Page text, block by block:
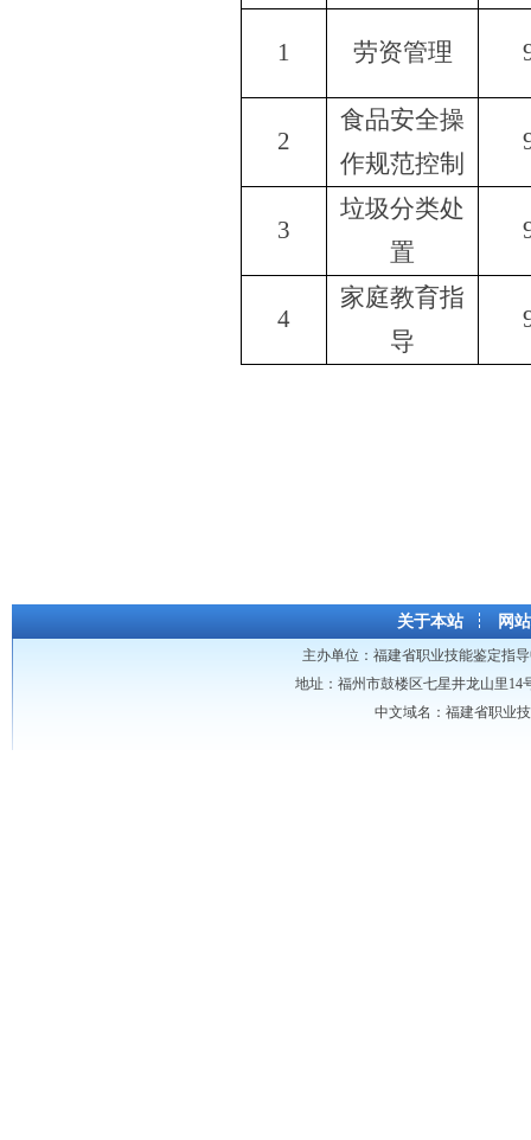
1 劳资管理
2
食品安全操
作规范控制
3
垃圾分类处
置
4
家庭教育指
导
关于本站 网
主办单位： 福建省职业技能鉴定指
地址：福州市鼓楼区七星井龙山里14
中文域名：福建省职业